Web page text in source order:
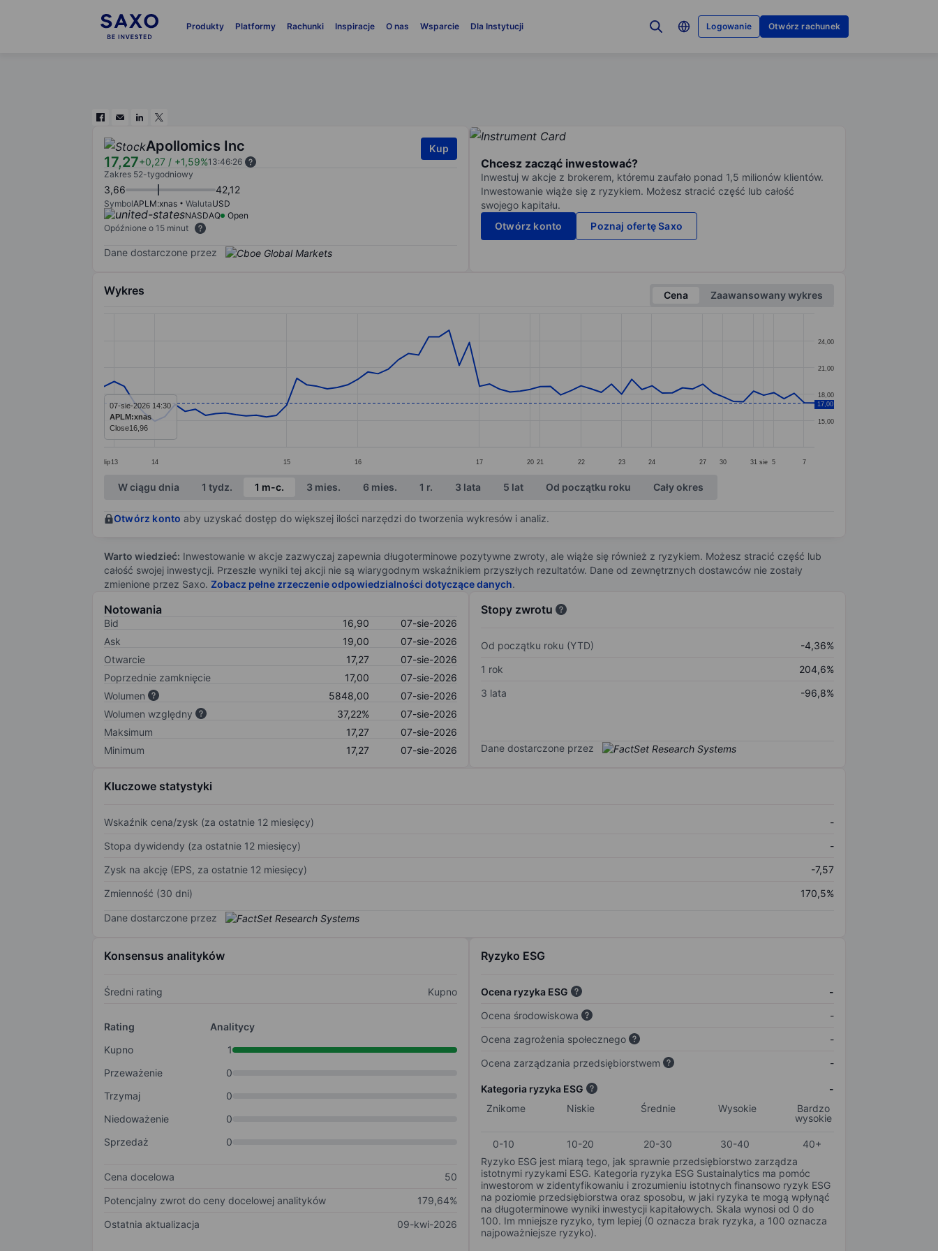
Produkty Platformy Rachunki Inspiracje O nas Wsparcie Dla Instytucji Logowanie Otwórz rachunek
Apollomics Inc
17,27+0,27 / +1,59%13:46:26
Kup
Zakres 52-tygodniowy
3,66 42,12
SymbolAPLM:xnas WalutaUSD
NASDAQ
Open
Opóźnione o 15 minut
Dane dostarczone przez
Chcesz zacząć inwestować?
Inwestuj w akcje z brokerem, któremu zaufało ponad 1,5 milionów klientów.
Inwestowanie wiąże się z ryzykiem. Możesz stracić część lub całość
swojego kapitału.
Otwórz konto
Poznaj ofertę Saxo
Wykres Cena
Zaawansowany wykres
The chart has 1 Y axis displaying values. Data ranges from 14.9 to 25.18.
lip 13 14 15 16 17 20 21 22 23 24 27 30 31 sie 5 7
15,00
18,00
21,00
24,00
17,00
07-sie-2026 14:30
APLM:xnas
Close16,96
End of interactive chart.
W ciągu dnia 1 tydz. 1 m-c. 3 mies. 6 mies. 1 r. 3 lata 5 lat Od początku roku Cały okres
Otwórz konto aby uzyskać dostęp do większej ilości narzędzi do tworzenia wykresów i analiz.
Warto wiedzieć: Inwestowanie w akcje zazwyczaj zapewnia długoterminowe pozytywne zwroty, ale wiąże się również z ryzykiem. Możesz stracić część lub
całość swojej inwestycji. Przeszłe wyniki tej akcji nie są wiarygodnym wskaźnikiem przyszłych rezultatów. Dane od zewnętrznych dostawców nie zostały
zmienione przez Saxo. Zobacz pełne zrzeczenie odpowiedzialności dotyczące danych.
Notowania
Bid 16,90
07-sie-2026
Ask
19,00
07-sie-2026
Otwarcie
17,27
07-sie-2026
Poprzednie zamknięcie
17,00
07-sie-2026
Wolumen
5848,00
07-sie-2026
Wolumen względny
37,22%
07-sie-2026
Maksimum
17,27
07-sie-2026
Minimum
17,27 07-sie-2026
Stopy zwrotu
Od początku roku (YTD)
-4,36%
1 rok
204,6%
3 lata
-96,8%
Dane dostarczone przez
Kluczowe statystyki
Wskaźnik cena/zysk (za ostatnie 12 miesięcy)
-
Stopa dywidendy (za ostatnie 12 miesięcy)
-
Zysk na akcję (EPS, za ostatnie 12 miesięcy)
-7,57
Zmienność (30 dni)
170,5%
Dane dostarczone przez
Konsensus analityków
Średni rating Kupno
Rating
Analitycy
Kupno
1
Przeważenie
0
Trzymaj
0
Niedoważenie
0
Sprzedaż
0
Cena docelowa
50
Potencjalny zwrot do ceny docelowej analityków
179,64%
Ostatnia aktualizacja
09-kwi-2026
Ryzyko ESG
Ocena ryzyka ESG
-
Ocena środowiskowa
-
Ocena zagrożenia społecznego
-
Ocena zarządzania przedsiębiorstwem
-
Kategoria ryzyka ESG
-
Znikome
Niskie Średnie Wysokie
Bardzo
wysokie
0-10 10-20 20-30 30-40
40+
Ryzyko ESG jest miarą tego, jak sprawnie przedsiębiorstwo zarządza
istotnymi ryzykami ESG. Kategoria ryzyka ESG Sustainalytics ma pomóc
inwestorom w zidentyfikowaniu i zrozumieniu istotnych finansowo ryzyk ESG
na poziomie przedsiębiorstwa oraz sposobu, w jaki ryzyka te mogą wpłynąć
na długoterminowe wyniki inwestycji kapitałowych. Skala wynosi od 0 do
100. Im mniejsze ryzyko, tym lepiej (0 oznacza brak ryzyka, a 100 oznacza
najpoważniejsze ryzyko).